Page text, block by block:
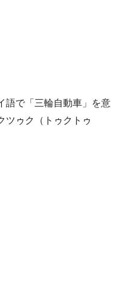
語で「三輪自動車」を意
ツゥク（トゥクトゥ